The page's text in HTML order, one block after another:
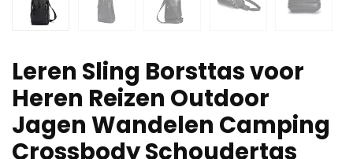
Leren Sling Borsttas voor
Heren Reizen Outdoor
Jagen Wandelen Camping
Crossbody Schoudertas